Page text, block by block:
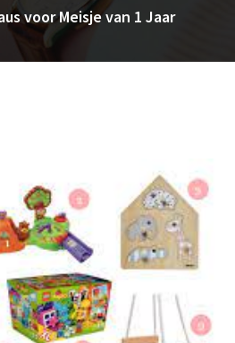
voor Meisje van 1 Jaar